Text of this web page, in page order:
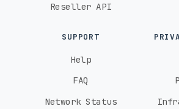
Reseller API
SUPPORT
Help
FAQ
Network Status